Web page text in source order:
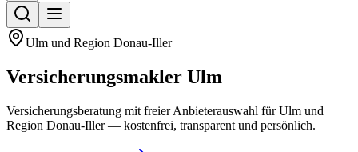
Ulm und Region Donau-Iller
Versicherungsmakler Ulm
Versicherungsberatung mit freier Anbieterauswahl für Ulm und
Region Donau-Iller — kostenfrei, transparent und persönlich.